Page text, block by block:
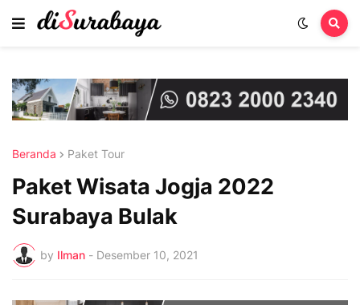
Beranda Paket Tour
Paket Wisata Jogja 2022
Surabaya Bulak
by Ilman - Desember 10, 2021